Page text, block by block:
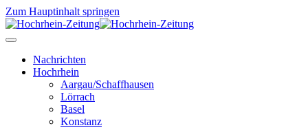
Zum Hauptinhalt springen
Nachrichten
Hochrhein
Aargau/Schaffhausen
Lörrach
Basel
Konstanz